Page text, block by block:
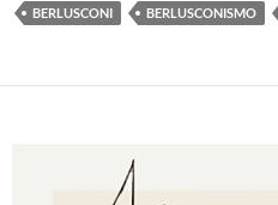
BERLUSCONI BERLUSCONISMO